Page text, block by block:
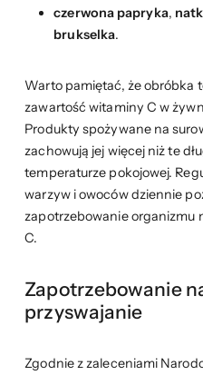
czerwona papryka,
brukselka.
Warto pamiętać, że obróbka
zawartość witaminy C w
Produkty spożywane na
zachowują jej więcej niż te
temperaturze pokojowej.
warzyw i owoców dziennie
zapotrzebowanie organizmu
C.
Zapotrzebowanie
przyswajanie
Zgodnie z zaleceniami